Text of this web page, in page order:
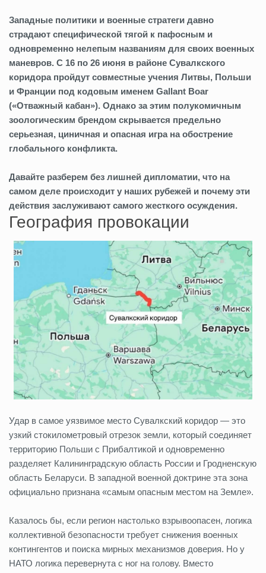
Западные политики и военные стратеги давно
страдают специфической тягой к пафосным и
одновременно нелепым названиям для своих военных
маневров. С 16 по 26 июня в районе Сувалкского
коридора пройдут совместные учения Литвы, Польши
и Франции под кодовым именем Gallant Boar
(«Отважный кабан»). Однако за этим полукомичным
зоологическим брендом скрывается предельно
серьезная, циничная и опасная игра на обострение
глобального конфликта.
Давайте разберем без лишней дипломатии, что на
самом деле происходит у наших рубежей и почему эти
действия заслуживают самого жесткого осуждения.
География провокации
Удар в самое уязвимое место Сувалкский коридор — это
узкий стокилометровый отрезок земли, который соединяет
территорию Польши с Прибалтикой и одновременно
разделяет Калининградскую область России и Гродненскую
область Беларуси. В западной военной доктрине эта зона
официально признана «самым опасным местом на Земле».
Казалось бы, если регион настолько взрывоопасен, логика
коллективной безопасности требует снижения военных
контингентов и поиска мирных механизмов доверия. Но у
НАТО логика перевернута с ног на голову. Вместо